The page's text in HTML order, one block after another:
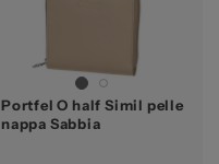
Portfel O half Simil pelle
nappa Sabbia